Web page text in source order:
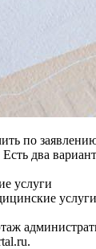
по
два
услуги